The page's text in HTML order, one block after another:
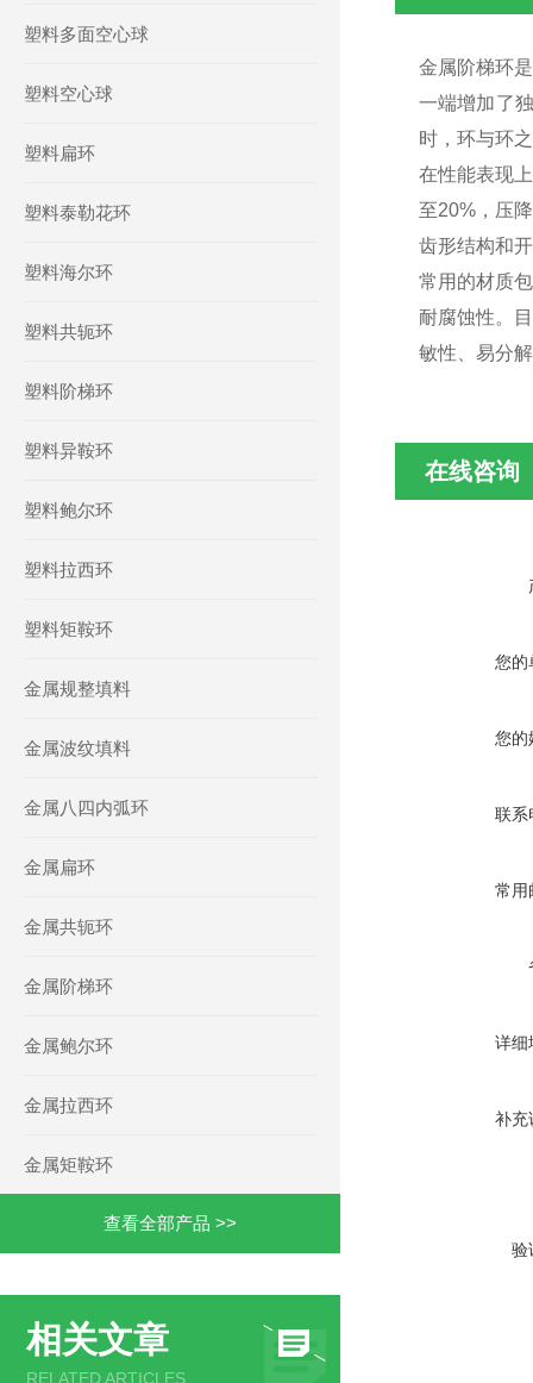
塑料多面空心球
塑料空心球
塑料扁环
塑料泰勒花环
塑料海尔环
塑料共轭环
塑料阶梯环
塑料异鞍环
塑料鲍尔环
塑料拉西环
塑料矩鞍环
金属规整填料
金属波纹填料
金属八四内弧环
金属扁环
金属共轭环
金属阶梯环
金属鲍尔环
金属拉西环
金属矩鞍环
查看全部产品 >>
相关文章
RELATED ARTICLES
金属阶梯环
一端增加了
时，环与环
在性能表现
至20%，压
齿形结构和
常用的材质
耐腐蚀性。
敏性、易分
在线咨询
您的
您的
联系
常用
详细
补充
验